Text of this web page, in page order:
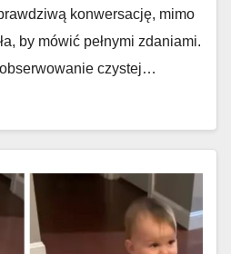
konwersację, mimo
by mówić pełnymi zdaniami.
czystej…